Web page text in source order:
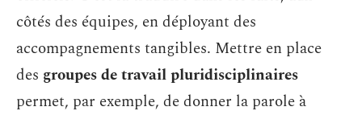
côtés des équipes, en déployant des
accompagnements tangibles. Mettre en place
des groupes de travail pluridisciplinaires
permet, par exemple, de donner la parole à